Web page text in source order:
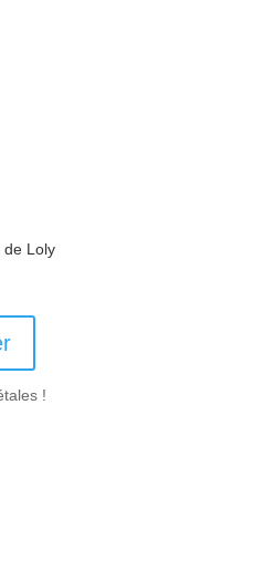
de Loly
!